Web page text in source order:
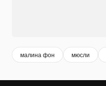
малина фон мюсли